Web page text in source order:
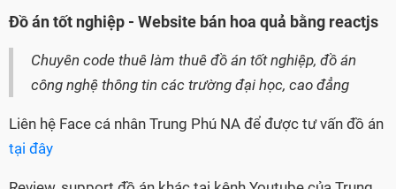
Đồ án tốt nghiệp - Website bán hoa quả bằng reactjs
Chuyên code thuê làm thuê đồ án tốt nghiệp, đồ án
công nghệ thông tin các trường đại học, cao đẳng
Liên hệ Face cá nhân Trung Phú NA để được tư vấn đồ án
tại đây